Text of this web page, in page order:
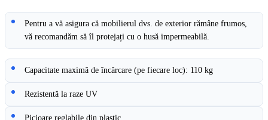
Pentru a vă asigura că mobilierul dvs. de exterior rămâne frumos,
vă recomandăm să îl protejați cu o husă impermeabilă.
Capacitate maximă de încărcare (pe fiecare loc): 110 kg
Rezistentă la raze UV
Picioare reglabile din plastic